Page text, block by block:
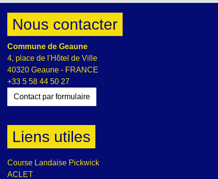
Nous contacter
Commune de Geaune
4, place de l'Hôtel de Ville
40320 Geaune - FRANCE
+33 5 58 44 50 27
Contact par formulaire
Liens utiles
Course Landaise Pickwick
ACLET